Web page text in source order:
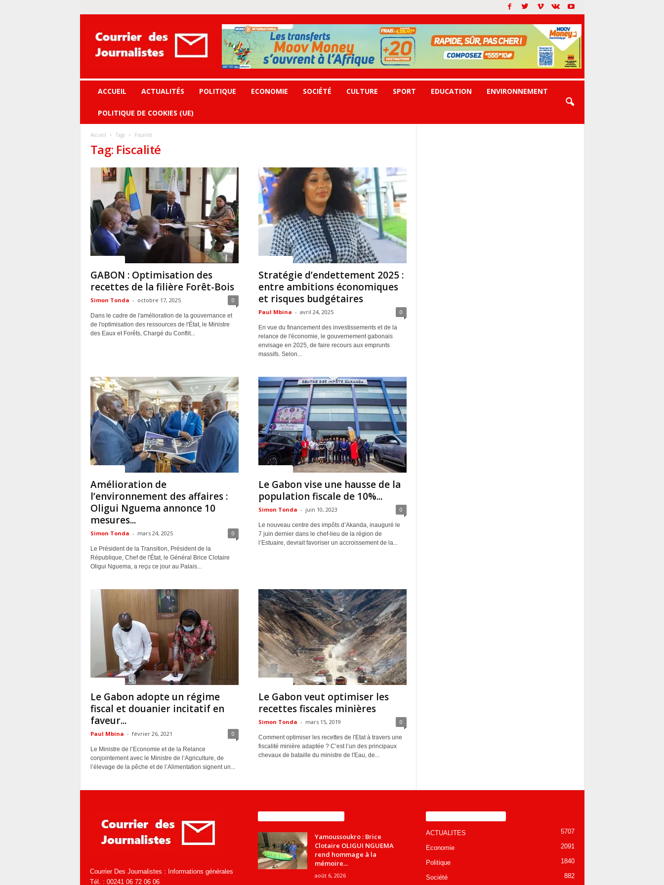
journalistes
ACCUEIL ACTUALITÉS POLITIQUE ECONOMIE SOCIÉTÉ CULTURE SPORT EDUCATION ENVIRONNEMENT
POLITIQUE DE COOKIES (UE)
Accueil Tags Fiscalité
Tag: Fiscalité
GABON : Optimisation des
recettes de la filière Forêt-Bois
Simon Tonda - octobre 17, 2025 0
Dans le cadre de l'amélioration de la gouvernance et
de l'optimisation des ressources de l'État, le Ministre
des Eaux et Forêts, Chargé du Conflit...
Stratégie d’endettement 2025 :
entre ambitions économiques
et risques budgétaires
Paul Mbina - avril 24, 2025 0
En vue du financement des investissements et de la
relance de l'économie, le gouvernement gabonais
envisage en 2025, de faire recours aux emprunts
massifs. Selon...
Amélioration de
l’environnement des affaires :
Oligui Nguema annonce 10
mesures...
Simon Tonda - mars 24, 2025 0
Le Président de la Transition, Président de la
République, Chef de l'État, le Général Brice Clotaire
Oligui Nguema, a reçu ce jour au Palais...
Le Gabon vise une hausse de la
population fiscale de 10%...
Simon Tonda - juin 10, 2023 0
Le nouveau centre des impôts d’Akanda, inauguré le
7 juin dernier dans le chef-lieu de la région de
l’Estuaire, devrait favoriser un accroissement de la...
Le Gabon adopte un régime
fiscal et douanier incitatif en
faveur...
Paul Mbina - février 26, 2021 0
Le Ministre de l’Economie et de la Relance
conjointement avec le Ministre de l’Agriculture, de
l’élevage de la pêche et de l’Alimentation signent un...
Le Gabon veut optimiser les
recettes fiscales minières
Simon Tonda - mars 15, 2019 0
Comment optimiser les recettes de l'Etat à travers une
fiscalité minière adaptée ? C’est l’un des principaux
chevaux de bataille du ministre de l'Eau, de...
Courrier Des Journalistes : Informations générales
Tél. : 00241 06 72 06 06
Yamoussoukro : Brice
Clotaire OLIGUI NGUEMA
rend hommage à la
mémoire...
août 6, 2026
ACTUALITES 5707
Economie 2091
Politique 1840
Société 882